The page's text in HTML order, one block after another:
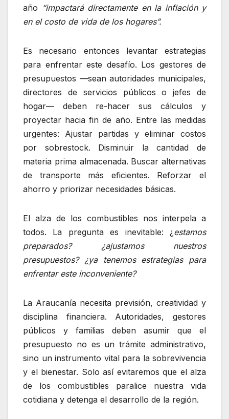
año “impactará directamente en la inflación y
en el costo de vida de los hogares”.
Es necesario entonces levantar estrategias
para enfrentar este desafío. Los gestores de
presupuestos —sean autoridades municipales,
directores de servicios públicos o jefes de
hogar— deben re-hacer sus cálculos y
proyectar hacia fin de año. Entre las medidas
urgentes: Ajustar partidas y eliminar costos
por sobrestock. Disminuir la cantidad de
materia prima almacenada. Buscar alternativas
de transporte más eficientes. Reforzar el
ahorro y priorizar necesidades básicas.
El alza de los combustibles nos interpela a
todos. La pregunta es inevitable: ¿estamos
preparados? ¿ajustamos nuestros
presupuestos? ¿ya tenemos estrategias para
enfrentar este inconveniente?
La Araucanía necesita previsión, creatividad y
disciplina financiera. Autoridades, gestores
públicos y familias deben asumir que el
presupuesto no es un trámite administrativo,
sino un instrumento vital para la sobrevivencia
y el bienestar. Solo así evitaremos que el alza
de los combustibles paralice nuestra vida
cotidiana y detenga el desarrollo de la región.